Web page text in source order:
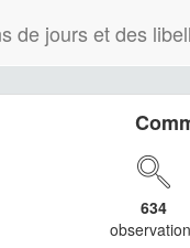
de jours et des
634